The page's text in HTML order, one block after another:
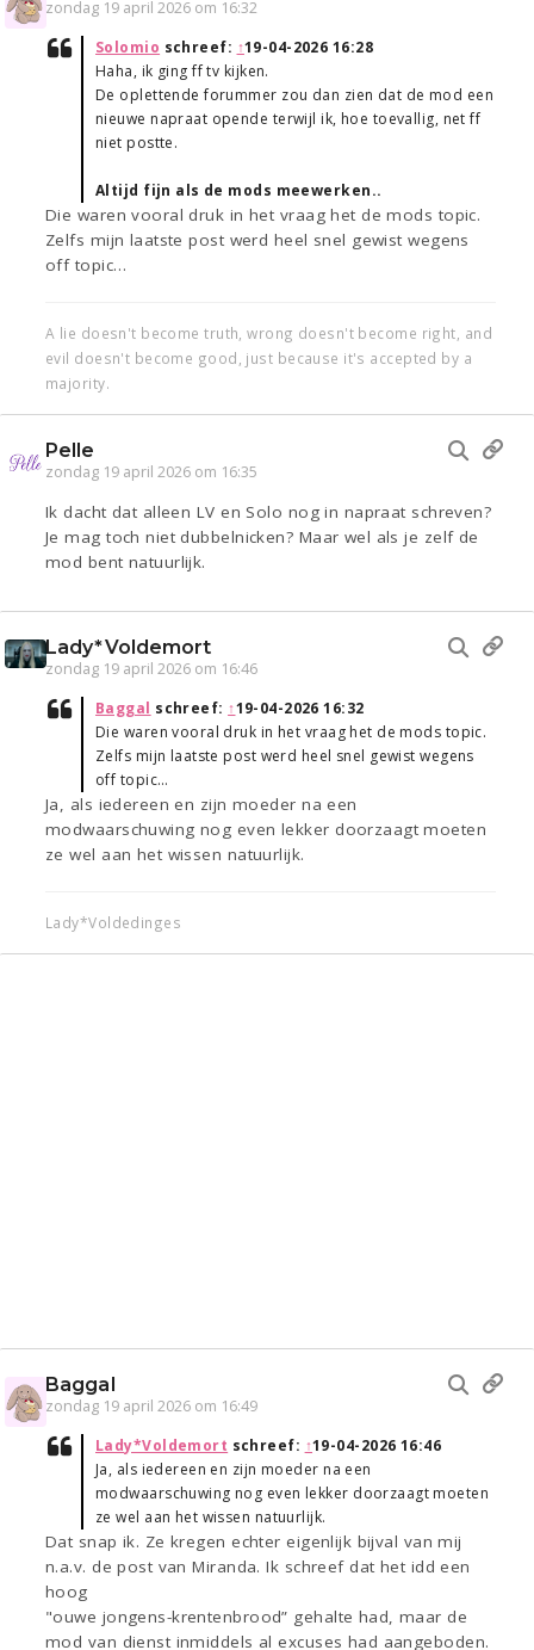
zondag 19 april 2026 om 16:32
Solomio schreef: ↑19-04-2026 16:28
Haha, ik ging ff tv kijken.
De oplettende forummer zou dan zien dat de mod een
nieuwe napraat opende terwijl ik, hoe toevallig, net ff
niet postte.
Altijd fijn als de mods meewerken..
Die waren vooral druk in het vraag het de mods topic.
Zelfs mijn laatste post werd heel snel gewist wegens
off topic…
A lie doesn't become truth, wrong doesn't become right, and
evil doesn't become good, just because it's accepted by a
majority.
Pelle
zondag 19 april 2026 om 16:35
Ik dacht dat alleen LV en Solo nog in napraat schreven?
Je mag toch niet dubbelnicken? Maar wel als je zelf de
mod bent natuurlijk.
Lady*Voldemort
zondag 19 april 2026 om 16:46
Baggal schreef: ↑19-04-2026 16:32
Die waren vooral druk in het vraag het de mods topic.
Zelfs mijn laatste post werd heel snel gewist wegens
off topic…
Ja, als iedereen en zijn moeder na een
modwaarschuwing nog even lekker doorzaagt moeten
ze wel aan het wissen natuurlijk.
Lady*Voldedinges
Baggal
zondag 19 april 2026 om 16:49
Lady*Voldemort schreef: ↑19-04-2026 16:46
Ja, als iedereen en zijn moeder na een
modwaarschuwing nog even lekker doorzaagt moeten
ze wel aan het wissen natuurlijk.
Dat snap ik. Ze kregen echter eigenlijk bijval van mij
n.a.v. de post van Miranda. Ik schreef dat het idd een
hoog
"ouwe jongens-krentenbrood” gehalte had, maar de
mod van dienst inmiddels al excuses had aangeboden.